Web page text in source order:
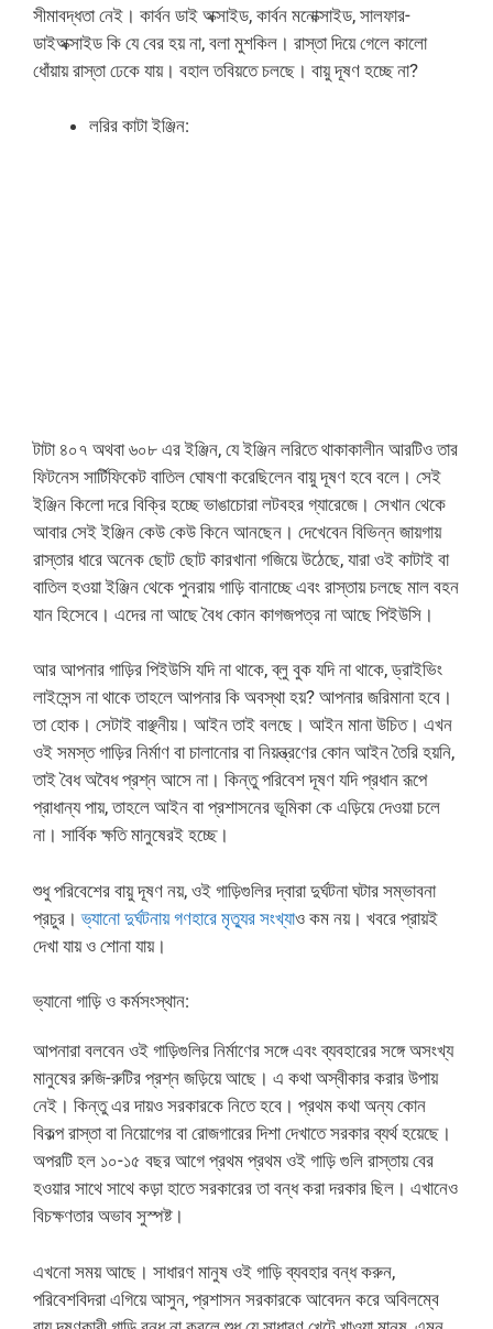
সীমাবদ্ধতা নেই। কার্বন ডাই অক্সাইড, কার্বন মনোক্সাইড, সালফার-
ডাইঅক্সাইড কি যে বের হয় না, বলা মুশকিল। রাস্তা দিয়ে গেলে কালো
ধোঁয়ায় রাস্তা ঢেকে যায়। বহাল তবিয়তে চলছে। বায়ু দূষণ হচ্ছে না?
লরির কাটা ইঞ্জিন:
টাটা ৪০৭ অথবা ৬০৮ এর ইঞ্জিন, যে ইঞ্জিন লরিতে থাকাকালীন আরটিও তার
ফিটনেস সার্টিফিকেট বাতিল ঘোষণা করেছিলেন বায়ু দূষণ হবে বলে। সেই
ইঞ্জিন কিলো দরে বিক্রি হচ্ছে ভাঙাচোরা লটবহর গ্যারেজে। সেখান থেকে
আবার সেই ইঞ্জিন কেউ কেউ কিনে আনছেন। দেখেবেন বিভিন্ন জায়গায়
রাস্তার ধারে অনেক ছোট ছোট কারখানা গজিয়ে উঠেছে, যারা ওই কাটাই বা
বাতিল হওয়া ইঞ্জিন থেকে পুনরায় গাড়ি বানাচ্ছে এবং রাস্তায় চলছে মাল বহন
যান হিসেবে‌। এদের না আছে বৈধ কোন কাগজপত্র না আছে পিইউসি।
আর আপনার গাড়ির পিইউসি যদি না থাকে, ব্লু বুক যদি না থাকে, ড্রাইভিং
লাইসেন্স না থাকে তাহলে আপনার কি অবস্থা হয়? আপনার জরিমানা হবে।
তা হোক। সেটাই বাঞ্ছনীয়। আইন তাই বলছে। আইন মানা উচিত। এখন
ওই সমস্ত গাড়ির নির্মাণ বা চালানোর বা নিয়ন্ত্রণের কোন আইন তৈরি হয়নি,
তাই বৈধ অবৈধ প্রশ্ন আসে না। কিন্তু পরিবেশ দূষণ যদি প্রধান রূপে
প্রাধান্য পায়, তাহলে আইন বা প্রশাসনের ভূমিকা কে এড়িয়ে দেওয়া চলে
না। সার্বিক ক্ষতি মানুষেরই হচ্ছে।
শুধু পরিবেশের বায়ু দূষণ নয়, ওই গাড়িগুলির দ্বারা দুর্ঘটনা ঘটার সম্ভাবনা
প্রচুর।ভ্যানো দুর্ঘটনায় গণহারে মৃত্যুর সংখ্যাও কম নয়। খবরে প্রায়ই
দেখা যায় ও শোনা যায়।
ভ্যানো গাড়ি ও কর্মসংস্থান:
আপনারা বলবেন ওই গাড়িগুলির নির্মাণের সঙ্গে এবং ব্যবহারের সঙ্গে অসংখ্য
মানুষের রুজি-রুটির প্রশ্ন জড়িয়ে আছে। এ কথা অস্বীকার করার উপায়
নেই। কিন্তু এর দায়ও সরকারকে নিতে হবে। প্রথম কথা অন্য কোন
বিকল্প রাস্তা বা নিয়োগের বা রোজগারের দিশা দেখাতে সরকার ব্যর্থ হয়েছে।
অপরটি হল ১০-১৫ বছর আগে প্রথম প্রথম ওই গাড়ি গুলি রাস্তায় বের
হওয়ার সাথে সাথে কড়া হাতে সরকারের তা বন্ধ করা দরকার ছিল। এখানেও
বিচক্ষণতার অভাব সুস্পষ্ট।
এখনো সময় আছে। সাধারণ মানুষ ওই গাড়ি ব্যবহার বন্ধ করুন,
পরিবেশবিদরা এগিয়ে আসুন, প্রশাসন সরকারকে আবেদন করে অবিলম্বে